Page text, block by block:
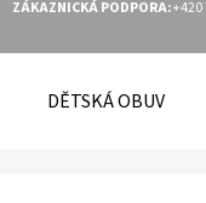
ZÁKAZNICKÁ PODPORA:+420
DĚTSKÁ OBUV